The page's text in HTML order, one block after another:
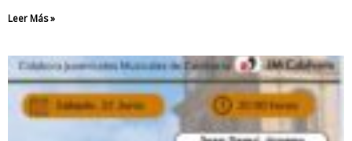
Leer Más »